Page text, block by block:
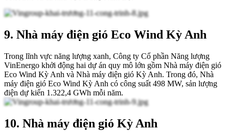
9. Nhà máy điện gió Eco Wind Kỳ Anh
Trong lĩnh vực năng lượng xanh, Công ty Cổ phần Năng lượng
VinEnergo khởi động hai dự án quy mô lớn gồm Nhà máy điện gió
Eco Wind Kỳ Anh và Nhà máy điện gió Kỳ Anh. Trong đó, Nhà
máy điện gió Eco Wind Kỳ Anh có công suất 498 MW, sản lượng
điện dự kiến 1.322,4 GWh mỗi năm.
10. Nhà máy điện gió Kỳ Anh